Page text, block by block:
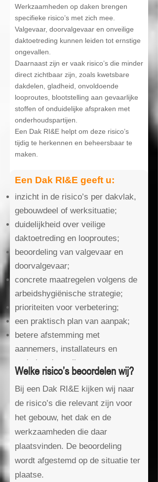
Werkzaamheden op daken brengen
specifieke risico’s met zich mee.
Valgevaar, doorvalgevaar en onveilige
daktoetreding kunnen leiden tot ernstige
ongevallen.
Daarnaast zijn er vaak risico’s die minder
direct zichtbaar zijn, zoals kwetsbare
dakdelen, gladheid, onvoldoende
looproutes, blootstelling aan gevaarlijke
stoffen of onduidelijke afspraken met
onderhoudspartijen.
Een Dak RI&E helpt om deze risico’s
tijdig te herkennen en beheersbaar te
maken.
Een Dak RI&E geeft u:
inzicht in de risico’s per dakvlak,
gebouwdeel of werksituatie;
duidelijkheid over veilige
daktoetreding en looproutes;
beoordeling van valgevaar en
doorvalgevaar;
concrete maatregelen volgens de
arbeidshygiënische strategie;
prioriteiten voor verbetering;
een praktisch plan van aanpak;
betere afstemming met
aannemers, installateurs en
onderhoudspartijen.
Welke risico’s beoordelen wij?
Bij een Dak RI&E kijken wij naar
de risico’s die relevant zijn voor
het gebouw, het dak en de
werkzaamheden die daar
plaatsvinden. De beoordeling
wordt afgestemd op de situatie ter
plaatse.